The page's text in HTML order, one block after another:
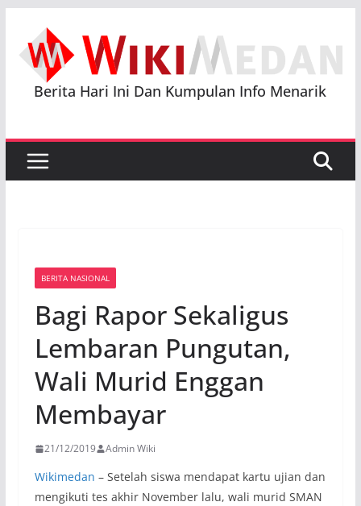
content
Berita Hari Ini Dan Kumpulan Info Menarik
BERITA NASIONAL
Bagi Rapor Sekaligus
Lembaran Pungutan,
Wali Murid Enggan
Membayar
21/12/2019 Admin Wiki
Wikimedan – Setelah siswa mendapat kartu ujian dan
mengikuti tes akhir November lalu, wali murid SMAN